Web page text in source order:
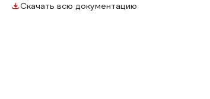
Скачать всю документацию